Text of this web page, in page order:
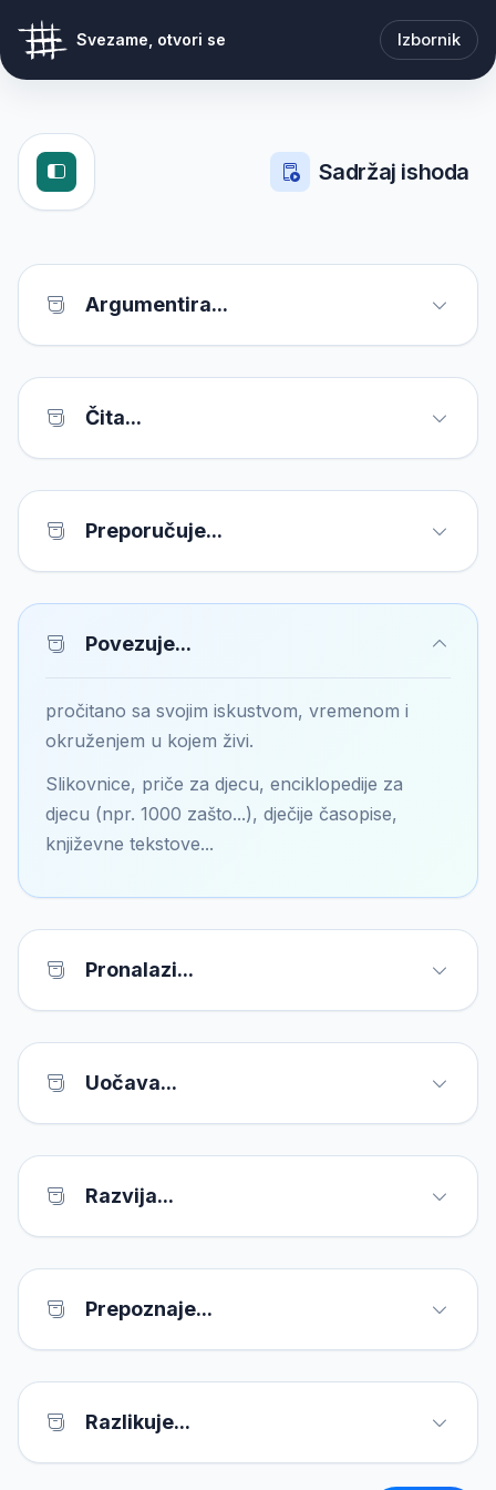
Svezame, otvori se Izbornik
Sadržaj ishoda
Argumentira...
Čita...
Preporučuje...
Povezuje...
pročitano sa svojim iskustvom, vremenom i
okruženjem u kojem živi.
Slikovnice, priče za djecu, enciklopedije za
djecu (npr. 1000 zašto...), dječije časopise,
književne tekstove...
Pronalazi...
Uočava...
Razvija...
Prepoznaje...
Razlikuje...